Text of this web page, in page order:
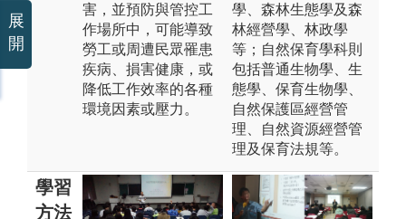
害，並預防與管控工
作場所中，可能導致
勞工或周遭民眾罹患
疾病、損害健康，或
降低工作效率的各種
環境因素或壓力。
學、森林生態學及森
林經營學、林政學
等；自然保育學科則
包括普通生物學、生
態學、保育生物學、
自然保護區經營管
理、自然資源經營管
理及保育法規等。
學習
方法
展
開